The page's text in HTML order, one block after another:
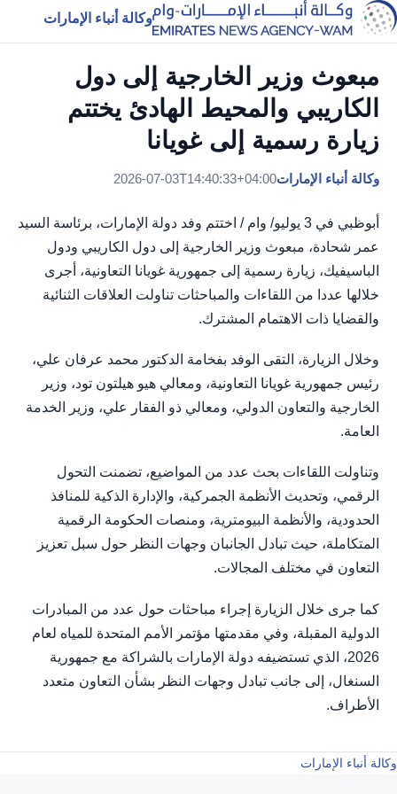
وكالة أنباء الإمارات
مبعوث وزير الخارجية إلى دول
الكاريبي والمحيط الهادئ يختتم
زيارة رسمية إلى غويانا
وكالة أنباء الإمارات2026-07-03T14:40:33+04:00
أبوظبي في 3 يوليو/ وام / اختتم وفد دولة الإمارات، برئاسة السيد
عمر شحادة، مبعوث وزير الخارجية إلى دول الكاريبي ودول
الباسيفيك، زيارة رسمية إلى جمهورية غويانا التعاونية، أجرى
خلالها عددا من اللقاءات والمباحثات تناولت العلاقات الثنائية
والقضايا ذات الاهتمام المشترك.
وخلال الزيارة، التقى الوفد بفخامة الدكتور محمد عرفان علي،
رئيس جمهورية غويانا التعاونية، ومعالي هيو هيلتون تود، وزير
الخارجية والتعاون الدولي، ومعالي ذو الفقار علي، وزير الخدمة
العامة.
وتناولت اللقاءات بحث عدد من المواضيع، تضمنت التحول
الرقمي، وتحديث الأنظمة الجمركية، والإدارة الذكية للمنافذ
الحدودية، والأنظمة البيومترية، ومنصات الحكومة الرقمية
المتكاملة، حيث تبادل الجانبان وجهات النظر حول سبل تعزيز
التعاون في مختلف المجالات.
كما جرى خلال الزيارة إجراء مباحثات حول عدد من المبادرات
الدولية المقبلة، وفي مقدمتها مؤتمر الأمم المتحدة للمياه لعام
2026، الذي تستضيفه دولة الإمارات بالشراكة مع جمهورية
السنغال، إلى جانب تبادل وجهات النظر بشأن التعاون متعدد
الأطراف.
وكالة أنباء الإمارات